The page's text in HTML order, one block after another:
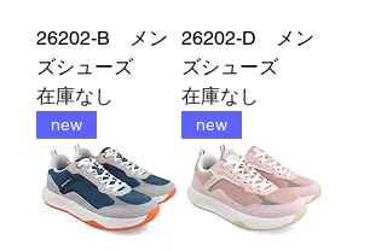
26202-B メン
ズシューズ
在庫なし
26202-D メン
ズシューズ
在庫なし
new new